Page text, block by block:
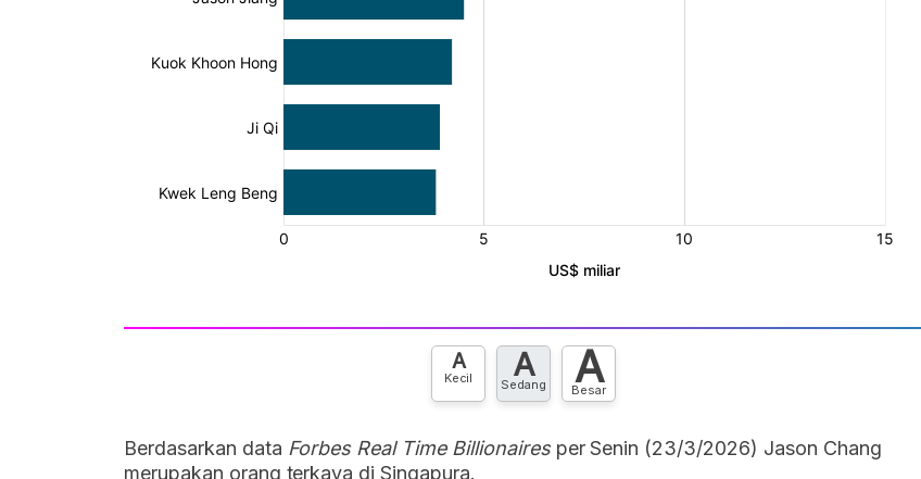
A
Kecil A
Sedang A
Besar
Berdasarkan data Forbes Real Time Billionairesper Senin (23/3/2026) Jason Chang
merupakan orang terkaya di Singapura.